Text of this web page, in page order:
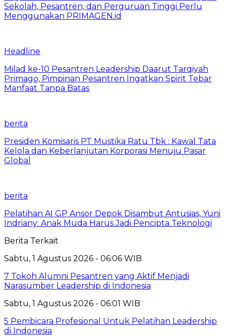
Sekolah, Pesantren, dan Perguruan Tinggi Perlu
Menggunakan PRIMAGEN.id
Headline
Milad ke-10 Pesantren Leadership Daarut Tarqiyah
Primago, Pimpinan Pesantren Ingatkan Spirit Tebar
Manfaat Tanpa Batas
berita
Presiden Komisaris PT Mustika Ratu Tbk : Kawal Tata
Kelola dan Keberlanjutan Korporasi Menuju Pasar
Global
berita
Pelatihan AI GP Ansor Depok Disambut Antusias, Yuni
Indriany: Anak Muda Harus Jadi Pencipta Teknologi
Berita Terkait
Sabtu, 1 Agustus 2026 - 06:06 WIB
7 Tokoh Alumni Pesantren yang Aktif Menjadi
Narasumber Leadership di Indonesia
Sabtu, 1 Agustus 2026 - 06:01 WIB
5 Pembicara Profesional Untuk Pelatihan Leadership
di Indonesia